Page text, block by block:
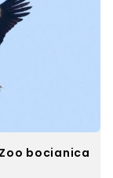
bocianica